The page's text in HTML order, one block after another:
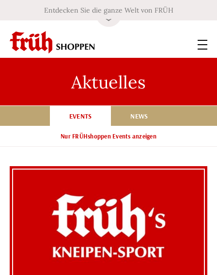
Entdecken Sie die ganze Welt von FRÜH
Aktuelles
EVENTS NEWS
Nur FRÜHshoppen Events anzeigen